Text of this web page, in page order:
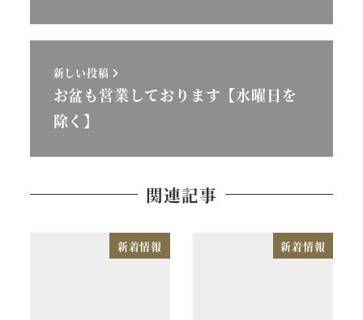
新しい投稿
お盆も営業しております【水曜日を
除く】
関連記事
新着情報 新着情報